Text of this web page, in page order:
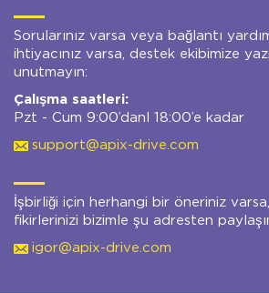
Sorularınız varsa veya bağlantı
ihtiyacınız varsa, destek ekibimize
unutmayın:
Çalışma saatleri:
Pzt - Cum 9:00’danl 18:00’e kadar
support@apix-drive.com
İşbirliği için herhangi bir öneriniz
fikirlerinizi bizimle şu adresten
igor@apix-drive.com